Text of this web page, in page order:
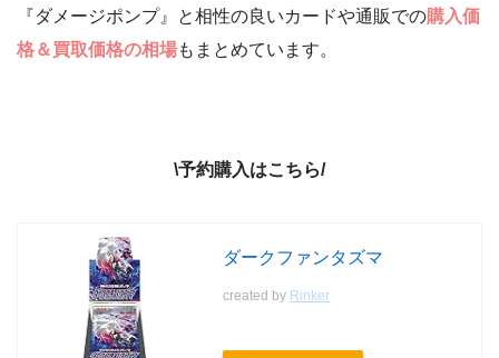
『ダメージポンプ』と相性の良いカードや通販での購入価
格＆買取価格の相場もまとめています。
\予約購入はこちら/
ダークファンタズマ
created by Rinker